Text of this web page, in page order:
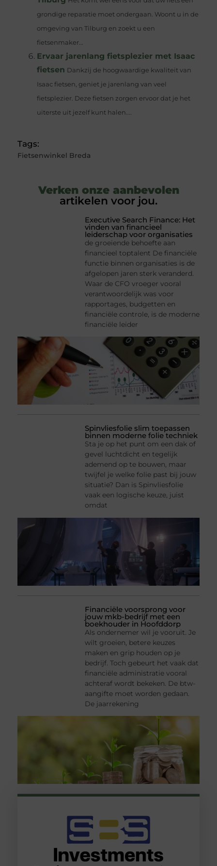
grondige reparatie moet ondergaan. Woont u in de
omgeving van Tilburg en zoekt u een
fietsenmaker...
Ervaar jarenlang fietsplezier met Isaac
fietsen Dankzij de hoogwaardige kwaliteit van
Isaac fietsen, geniet je jarenlang van veel
fietsplezier. Deze fietsen zorgen ervoor dat je het
uiterste uit jezelf kunt halen....
Tags:
Fietsenwinkel Breda
Verken onze aanbevolen
artikelen voor jou.
Executive Search Finance: Het
vinden van financieel
leiderschap voor organisaties
de groeiende behoefte aan
financieel toptalent De financiële
functie binnen organisaties is de
afgelopen jaren sterk veranderd.
Waar de CFO vroeger vooral
verantwoordelijk was voor
rapportages, budgetten en
financiële controle, is de moderne
financiële leider
Spinvliesfolie slim toepassen
binnen moderne folie techniek
Sta je op het punt om een dak of
gevel luchtdicht en tegelijk
ademend op te bouwen, maar
twijfel je welke folie past bij jouw
situatie? Dan is Spinvliesfolie
vaak een logische keuze, juist
omdat
Financiële voorsprong voor
jouw mkb-bedrijf met een
boekhouder in Hoofddorp
Als ondernemer wil je vooruit. Je
wilt groeien, betere keuzes
maken en grip houden op je
bedrijf. Toch gebeurt het vaak dat
financiële administratie vooral
achteraf wordt bekeken. De btw-
aangifte moet worden gedaan.
De jaarrekening